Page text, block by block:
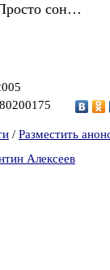
сон…
/ Разместить
Алексеев